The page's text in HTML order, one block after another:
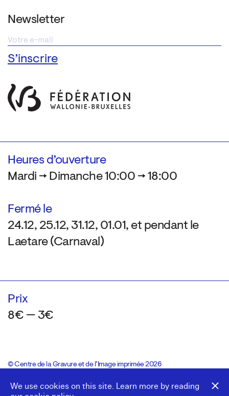
We use cookies on this site. Learn more by reading
Newsletter
Heures d’ouverture
Mardi → Dimanche 10:00 → 18:00
Fermé le
24.12, 25.12, 31.12, 01.01, et pendant le
Laetare (Carnaval)
Prix
8€ — 3€
© Centre de la Gravure et de l’Image imprimée 2026